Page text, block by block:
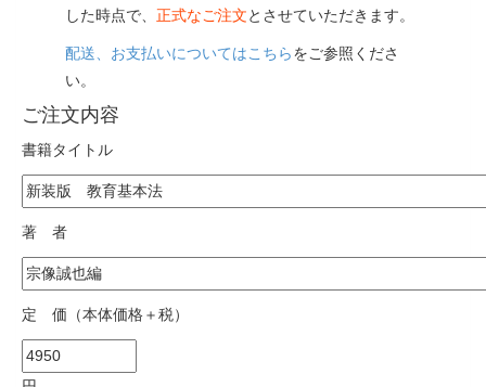
した時点で、正式なご注文とさせていただきます。
配送、お支払いについてはこちらをご参照くださ
い。
ご注文内容
書籍タイトル
著 者
定 価（本体価格＋税）